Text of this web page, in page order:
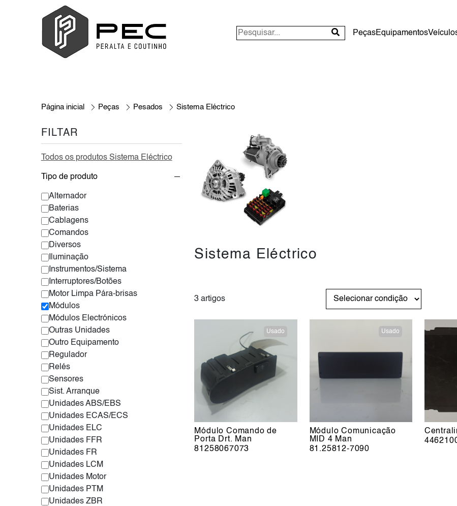
PeçasEquipamentos
Página inicial Peças Pesados Sistema Eléctrico
FILTAR
Todos os produtos Sistema Eléctrico
Tipo de produto
Alternador
Baterias
Cablagens
Comandos
Diversos
Iluminação
Instrumentos/Sistema
Interruptores/Botões
Motor Limpa Pára-brisas
Módulos
Módulos Electrónicos
Outras Unidades
Outro Equipamento
Regulador
Relés
Sensores
Sist. Arranque
Unidades ABS/EBS
Unidades ECAS/ECS
Unidades ELC
Unidades FFR
Unidades FR
Unidades LCM
Unidades Motor
Unidades PTM
Unidades ZBR
Sistema Eléctrico
3 artigos
Usado
Módulo Comando de
Porta Drt. Man
81258067073
Usado
Módulo Comunicação
MID 4 Man
81.25812-7090